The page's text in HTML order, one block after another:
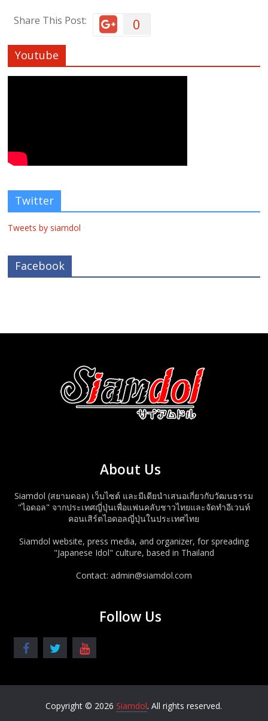
Share This Post: 0
Youtube
Twitter
Tweets by siamdol
Facebook
About Us
Siamdol (สยามดอล) เว็บไซต์ และมีเดียนำเสนอเกี่ยวกับวัฒนธรรม
"ไอดอล" จากประเทศญี่ปุ่นเพื่อแฟนคลับชาวไทยและจัดทำอีเวนท์
คอนเสิร์ตไอดอลญี่ปุ่นในประเทศไทย
Siamdol website, press media, and organizer, for spreading
"Japanese Idol" culture, based in Thailand
Contact: admin@siamdol.com
Follow Us
Copyright © 2026 Siamdol. All rights reserved.